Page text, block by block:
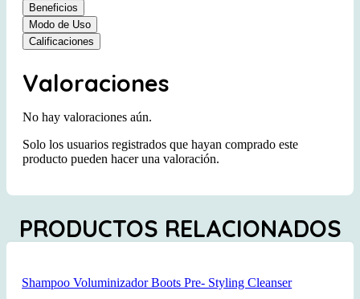
Beneficios
Modo de Uso
Calificaciones
Valoraciones
No hay valoraciones aún.
Solo los usuarios registrados que hayan comprado este
producto pueden hacer una valoración.
PRODUCTOS RELACIONADOS
Shampoo Voluminizador Boots Pre- Styling Cleanser